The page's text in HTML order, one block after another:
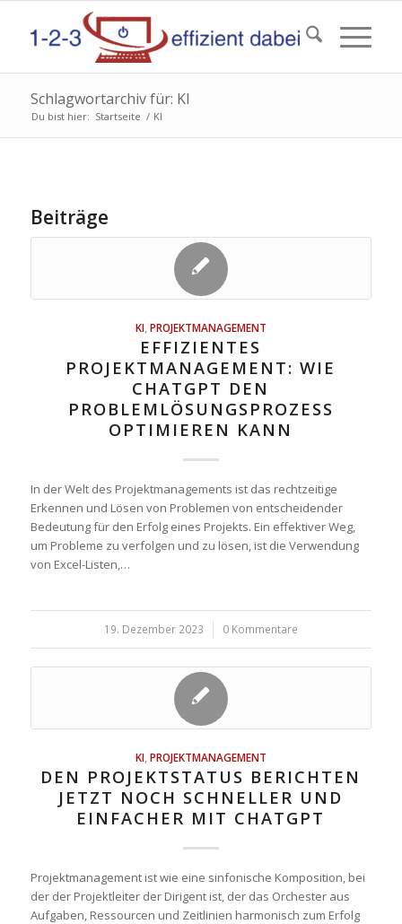
Schlagwortarchiv für: KI
Du bist hier: Startseite / KI
Beiträge
KI PROJEKTMANAGEMENT
EFFIZIENTES
PROJEKTMANAGEMENT: WIE
CHATGPT DEN
PROBLEMLÖSUNGSPROZESS
OPTIMIEREN KANN
In der Welt des Projektmanagements ist das rechtzeitige
Erkennen und Lösen von Problemen von entscheidender
Bedeutung für den Erfolg eines Projekts. Ein effektiver Weg,
um Probleme zu verfolgen und zu lösen, ist die Verwendung
von Excel-Listen,…
19. Dezember 2023
/ 0 Kommentare
KI PROJEKTMANAGEMENT
DEN PROJEKTSTATUS BERICHTEN
JETZT NOCH SCHNELLER UND
EINFACHER MIT CHATGPT
Projektmanagement ist wie eine sinfonische Komposition, bei
der der Projektleiter der Dirigent ist, der das Orchester aus
Aufgaben, Ressourcen und Zeitlinien harmonisch zum Erfolg